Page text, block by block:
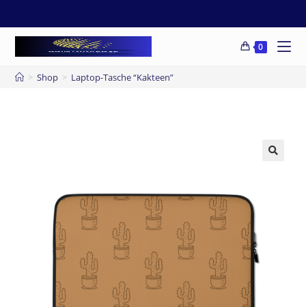
0
> Shop > Laptop-Tasche “Kakteen”